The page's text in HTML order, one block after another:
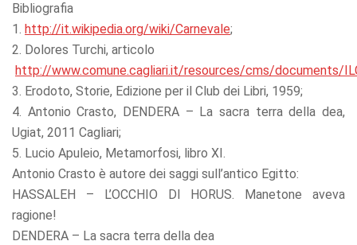
Bibliografia
1. http://it.wikipedia.org/wiki/Carnevale;
2. Dolores Turchi, articolo
http://www.comune.cagliari.it/resources/cms/documents/
3. Erodoto, Storie, Edizione per il Club dei Libri, 1959;
4. Antonio Crasto, DENDERA – La sacra terra della dea,
Ugiat, 2011 Cagliari;
5. Lucio Apuleio, Metamorfosi, libro XI.
Antonio Crasto è autore dei saggi sull’antico Egitto:
HASSALEH – L’OCCHIO DI HORUS. Manetone aveva
ragione!
DENDERA – La sacra terra della dea